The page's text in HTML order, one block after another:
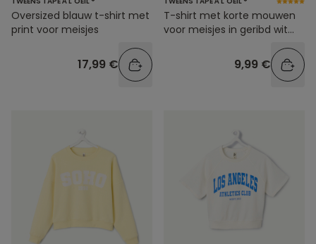
Oversized blauw t-shirt met
print voor meisjes
17,99 €
T-shirt met korte mouwen
voor meisjes in geribd wit
9,99 €